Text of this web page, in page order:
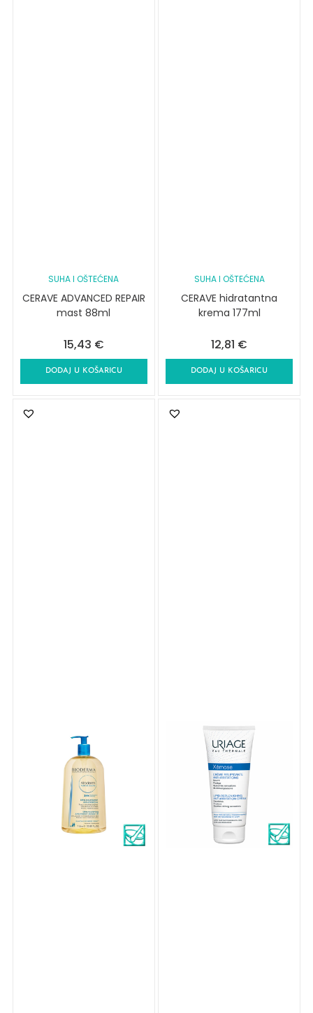
SUHA I OŠTEĆENA
CERAVE ADVANCED REPAIR
mast 88ml
15,43 €
DODAJ U KOŠARICU
SUHA I OŠTEĆENA
CERAVE hidratantna
krema 177ml
12,81 €
DODAJ U KOŠARICU